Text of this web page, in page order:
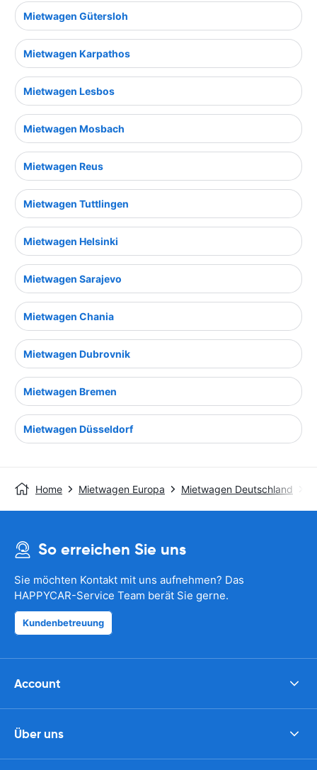
Mietwagen Gütersloh
Mietwagen Karpathos
Mietwagen Lesbos
Mietwagen Mosbach
Mietwagen Reus
Mietwagen Tuttlingen
Mietwagen Helsinki
Mietwagen Sarajevo
Mietwagen Chania
Mietwagen Dubrovnik
Mietwagen Bremen
Mietwagen Düsseldorf
Home Mietwagen Europa Mietwagen Deutschland
So erreichen Sie uns
Sie möchten Kontakt mit uns aufnehmen? Das
HAPPYCAR-Service Team berät Sie gerne.
Kundenbetreuung
Account
Über uns